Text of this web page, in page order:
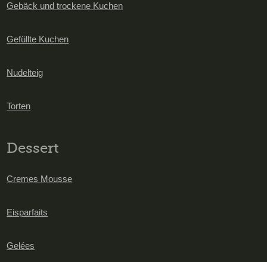
Gebäck und trockene Kuchen
Gefüllte Kuchen
Nudelteig
Torten
Dessert
Cremes Mousse
Eisparfaits
Gelées